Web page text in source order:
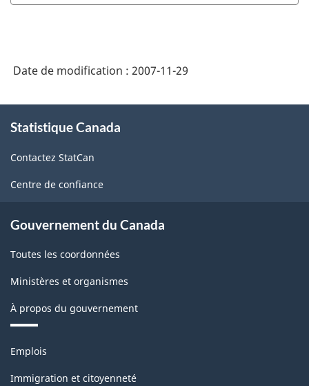
en
comptes
économiques
canadiens
Date de modification : 2007-11-29
propos
ce
site
Statistique Canada
Contactez StatCan
Centre de confiance
Gouvernement du Canada
Toutes les coordonnées
Ministères et organismes
À propos du gouvernement
Thèmes
sujets
Emplois
Immigration et citoyenneté